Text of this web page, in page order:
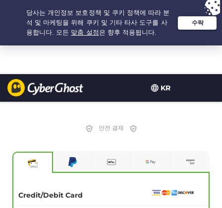
KR
추천 옵션: 최저가 - 2.1666666666667년 $ 2.19 /개월
안전 결제
Credit/Debit Card